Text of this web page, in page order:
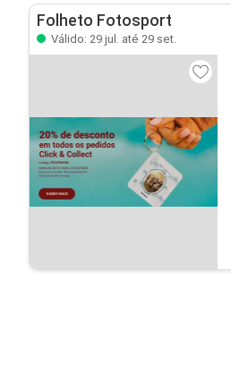
Folheto Fotosport
Válido: 29 jul. até 29 set.